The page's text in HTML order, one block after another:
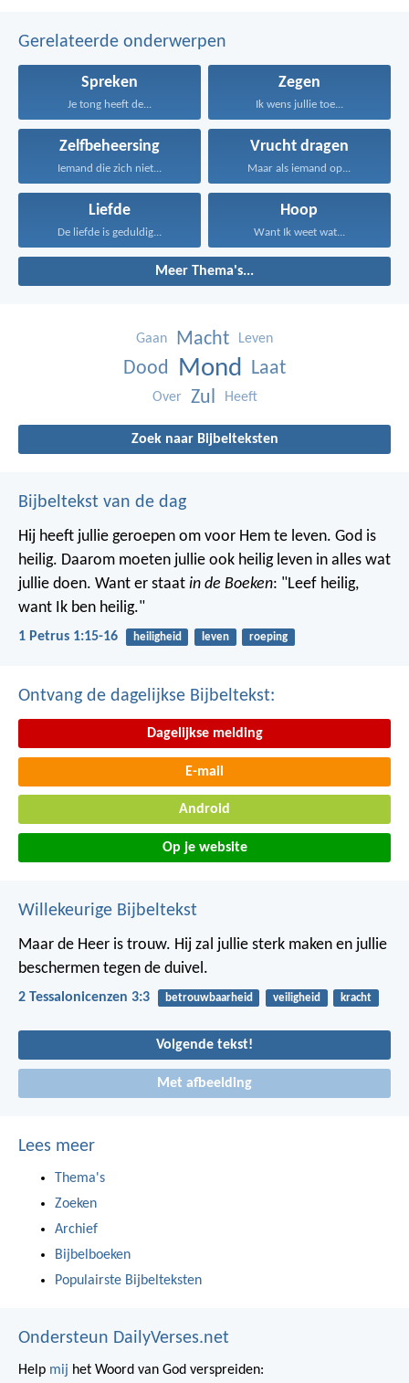
Gerelateerde onderwerpen
Spreken
Je tong heeft de...
Zegen
Ik wens jullie toe...
Zelfbeheersing
Iemand die zich niet...
Vrucht dragen
Maar als iemand op...
Liefde
De liefde is geduldig...
Hoop
Want Ik weet wat...
Meer Thema's...
Gaan Macht Leven
Dood Mond Laat
Over Zul Heeft
Zoek naar Bijbelteksten
Bijbeltekst van de dag
Hij heeft jullie geroepen om voor Hem te leven. God is
heilig. Daarom moeten jullie ook heilig leven in alles wat
jullie doen. Want er staat in de Boeken: "Leef heilig,
want Ik ben heilig."
1 Petrus 1:15-16 heiligheid leven roeping
Ontvang de dagelijkse Bijbeltekst:
Dagelijkse melding
E-mail
Android
Op je website
Willekeurige Bijbeltekst
Maar de Heer is trouw. Hij zal jullie sterk maken en jullie
beschermen tegen de duivel.
2 Tessalonicenzen 3:3 betrouwbaarheid veiligheid kracht
Volgende tekst!
Met afbeelding
Lees meer
Thema's
Zoeken
Archief
Bijbelboeken
Populairste Bijbelteksten
Ondersteun DailyVerses.net
Help mij het Woord van God verspreiden: